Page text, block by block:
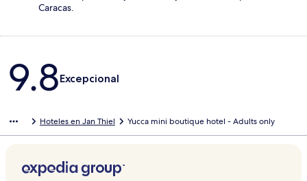
Caracas.
Opiniones
9.8Excepcional
Hoteles en Jan Thiel Yucca mini boutique hotel - Adults only